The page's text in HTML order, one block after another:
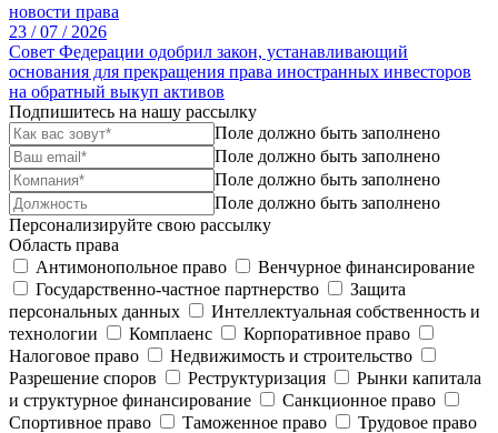
новости права
23 /07 / 2026
Совет Федерации одобрил закон, устанавливающий
основания для прекращения права иностранных инвесторов
на обратный выкуп активов
Подпишитесь на нашу рассылку
Поле должно быть заполнено
Поле должно быть заполнено
Поле должно быть заполнено
Поле должно быть заполнено
Персонализируйте свою рассылку
Область права
Антимонопольное право
Венчурное финансирование
Государственно-частное партнерство
Защита
персональных данных
Интеллектуальная собственность и
технологии
Комплаенс
Корпоративное право
Налоговое право
Недвижимость и строительство
Разрешение споров
Реструктуризация
Рынки капитала
и структурное финансирование
Санкционное право
Спортивное право
Таможенное право
Трудовое право